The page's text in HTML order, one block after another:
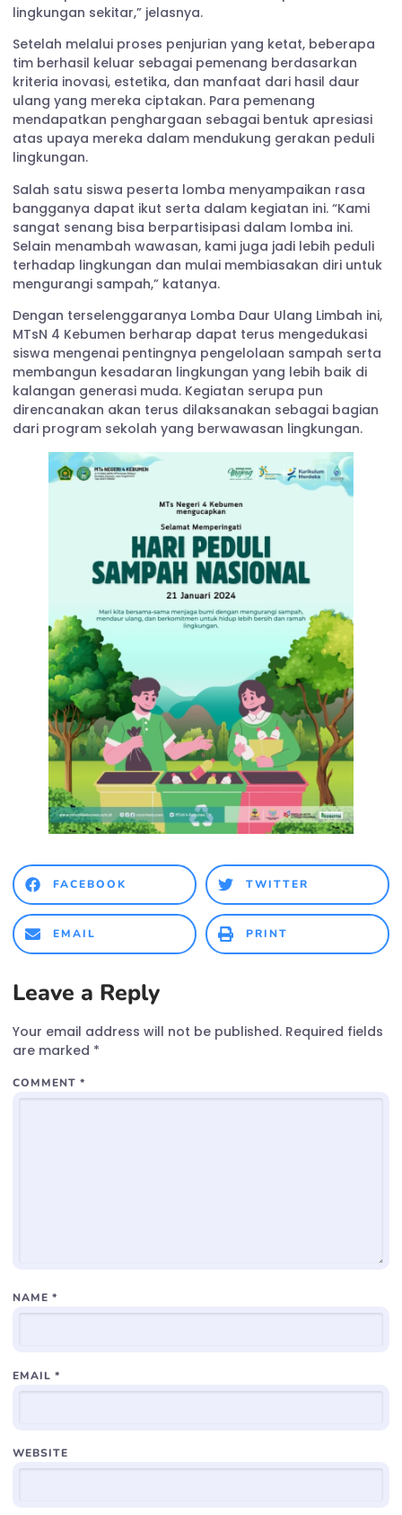
lingkungan sekitar,” jelasnya.
Setelah melalui proses penjurian yang ketat, beberapa
tim berhasil keluar sebagai pemenang berdasarkan
kriteria inovasi, estetika, dan manfaat dari hasil daur
ulang yang mereka ciptakan. Para pemenang
mendapatkan penghargaan sebagai bentuk apresiasi
atas upaya mereka dalam mendukung gerakan peduli
lingkungan.
Salah satu siswa peserta lomba menyampaikan rasa
bangganya dapat ikut serta dalam kegiatan ini. “Kami
sangat senang bisa berpartisipasi dalam lomba ini.
Selain menambah wawasan, kami juga jadi lebih peduli
terhadap lingkungan dan mulai membiasakan diri untuk
mengurangi sampah,” katanya.
Dengan terselenggaranya Lomba Daur Ulang Limbah ini,
MTsN 4 Kebumen berharap dapat terus mengedukasi
siswa mengenai pentingnya pengelolaan sampah serta
membangun kesadaran lingkungan yang lebih baik di
kalangan generasi muda. Kegiatan serupa pun
direncanakan akan terus dilaksanakan sebagai bagian
dari program sekolah yang berwawasan lingkungan.
FACEBOOK TWITTER
EMAIL PRINT
Leave a Reply
Your email address will not be published. Required fields
are marked *
COMMENT *
NAME *
EMAIL *
WEBSITE